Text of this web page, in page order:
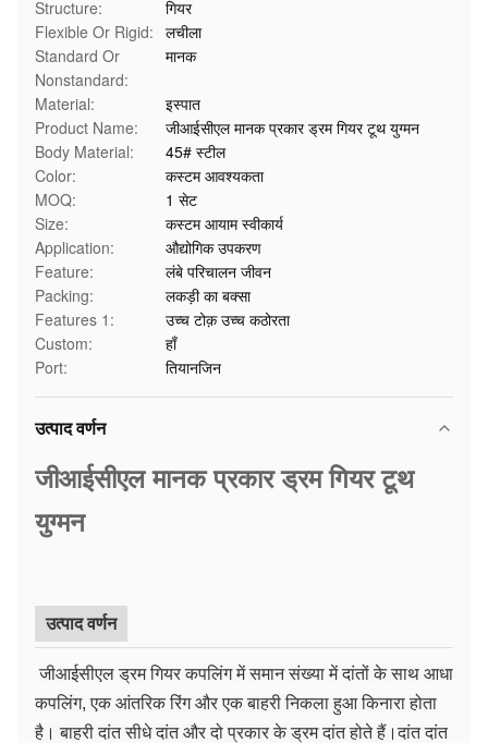
Structure:
गियर
Flexible Or Rigid: लचीला
Standard Or
Nonstandard:
मानक
Material:
इस्पात
Product Name:
जीआईसीएल मानक प्रकार ड्रम गियर टूथ युग्मन
Body Material:
45# स्टील
Color:
कस्टम आवश्यकता
MOQ:
1 सेट
Size:
कस्टम आयाम स्वीकार्य
Application:
औद्योगिक उपकरण
Feature:
लंबे परिचालन जीवन
Packing:
लकड़ी का बक्सा
Features 1:
उच्च टोक़ उच्च कठोरता
Custom:
हाँ
Port:
तियानजिन
उत्पाद वर्णन
जीआईसीएल मानक प्रकार ड्रम गियर टूथ
युग्मन
उत्पाद वर्णन
जीआईसीएल ड्रम गियर कपलिंग में समान संख्या में दांतों के साथ आधा
कपलिंग, एक आंतरिक रिंग और एक बाहरी निकला हुआ किनारा होता
है। बाहरी दांत सीधे दांत और दो प्रकार के ड्रम दांत होते हैं।दांत दांत